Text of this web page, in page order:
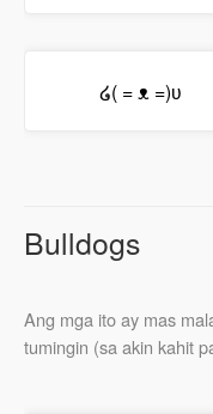
໒( = ᴥ =)ʋ
Bulldogs
Ang mga ito ay mas
tumingin (sa akin kahit